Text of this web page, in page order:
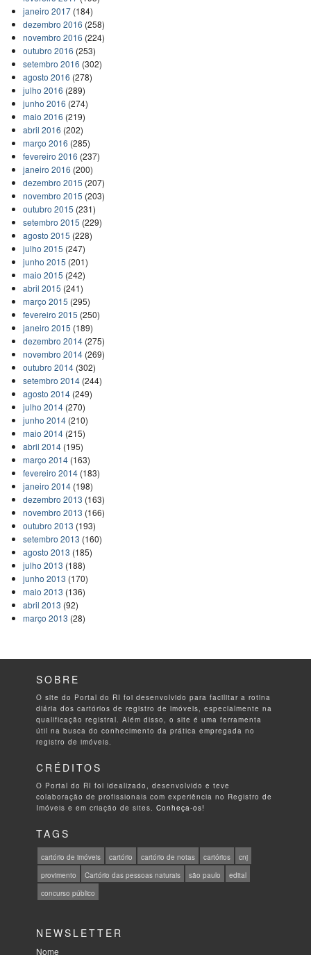
janeiro 2017(184)
dezembro 2016 (258)
novembro 2016 (224)
outubro 2016 (253)
setembro 2016 (302)
agosto 2016 (278)
julho 2016 (289)
junho 2016 (274)
maio 2016 (219)
abril 2016 (202)
março 2016 (285)
fevereiro 2016 (237)
janeiro 2016 (200)
dezembro 2015 (207)
novembro 2015 (203)
outubro 2015 (231)
setembro 2015 (229)
agosto 2015 (228)
julho 2015 (247)
junho 2015 (201)
maio 2015 (242)
abril 2015 (241)
março 2015 (295)
fevereiro 2015 (250)
janeiro 2015 (189)
dezembro 2014(275)
novembro 2014(269)
outubro 2014(302)
setembro 2014(244)
agosto 2014(249)
julho 2014(270)
junho 2014(210)
maio 2014(215)
abril 2014(195)
março 2014(163)
fevereiro 2014(183)
janeiro 2014(198)
dezembro 2013 (163)
novembro 2013 (166)
outubro 2013 (193)
setembro 2013 (160)
agosto 2013 (185)
julho 2013 (188)
junho 2013 (170)
maio 2013 (136)
abril 2013 (92)
março 2013 (28)
SOBRE
O site do Portal do RI foi desenvolvido para facilitar a rotina
diária dos cartórios de registro de imóveis, especialmente na
qualificação registral. Além disso, o site é uma ferramenta
útil na busca do conhecimento da prática empregada no
registro de imóveis.
CRÉDITOS
O Portal do RI foi idealizado, desenvolvido e teve
colaboração de profissionais com experiência no Registro de
Imóveis e em criação de sites.Conheça-os!
TAGS
cartório de imóveis cartório cartório de notas cartórios
cnj
provimento
Cartório das pessoas naturais são paulo
edital
concurso público
NEWSLETTER
Nome